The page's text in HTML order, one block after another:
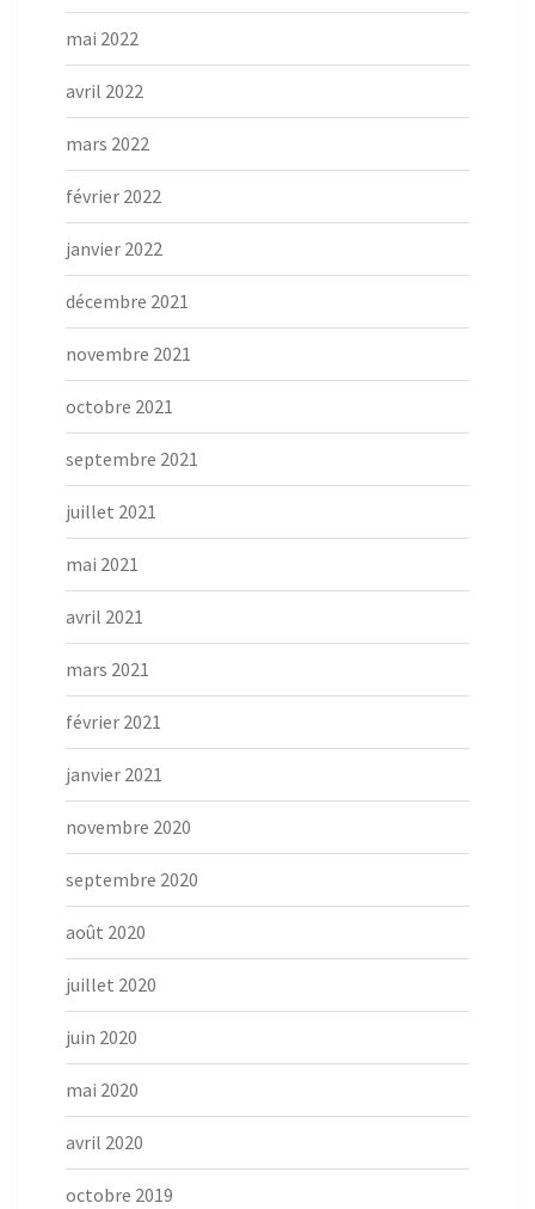
mai 2022
avril 2022
mars 2022
février 2022
janvier 2022
décembre 2021
novembre 2021
octobre 2021
septembre 2021
juillet 2021
mai 2021
avril 2021
mars 2021
février 2021
janvier 2021
novembre 2020
septembre 2020
août 2020
juillet 2020
juin 2020
mai 2020
avril 2020
octobre 2019